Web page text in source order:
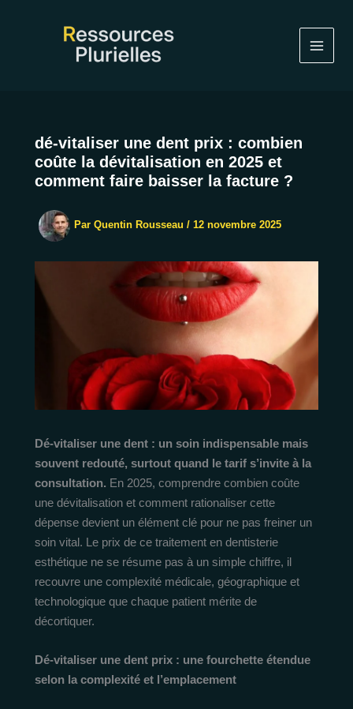
dé-vitaliser une dent prix : combien
coûte la dévitalisation en 2025 et
comment faire baisser la facture ?
Par Quentin Rousseau / 12 novembre 2025
Dé-vitaliser une dent : un soin indispensable mais
souvent redouté, surtout quand le tarif s’invite à la
consultation. En 2025, comprendre combien coûte
une dévitalisation et comment rationaliser cette
dépense devient un élément clé pour ne pas freiner un
soin vital. Le prix de ce traitement en dentisterie
esthétique ne se résume pas à un simple chiffre, il
recouvre une complexité médicale, géographique et
technologique que chaque patient mérite de
décortiquer.
Dé-vitaliser une dent prix : une fourchette étendue
selon la complexité et l’emplacement